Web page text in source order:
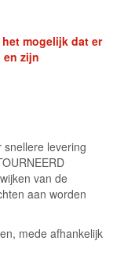
mogelijk dat er
zijn
levering
van de
aan worden
mede afhankelijk